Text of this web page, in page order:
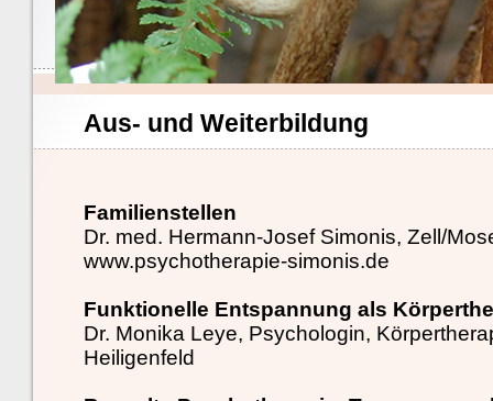
Aus- und Weiterbildung
Familienstellen
Dr. med. Hermann-Josef Simonis, Zell/
www.psychotherapie-simonis.de
Funktionelle Entspannung als
Dr. Monika Leye, Psychologin,
Heiligenfeld